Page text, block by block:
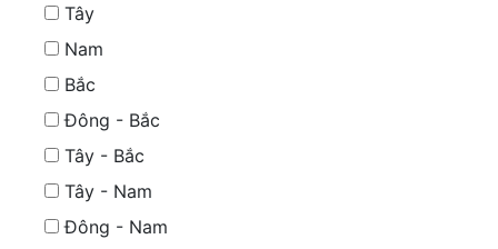
Tây
Nam
Bắc
Đông - Bắc
Tây - Bắc
Tây - Nam
Đông - Nam